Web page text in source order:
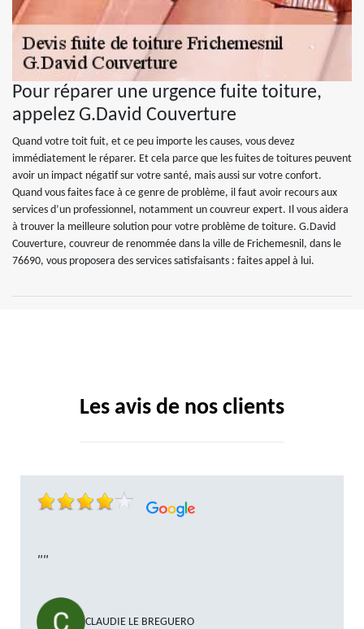
Pour réparer une urgence fuite toiture,
appelez G.David Couverture
Quand votre toit fuit, et ce peu importe les causes, vous devez
immédiatement le réparer. Et cela parce que les fuites de toitures peuvent
avoir un impact négatif sur votre santé, mais aussi sur votre confort.
Quand vous faites face à ce genre de problème, il faut avoir recours aux
services d’un professionnel, notamment un couvreur expert. Il vous aidera
à trouver la meilleure solution pour votre problème de toiture. G.David
Couverture, couvreur de renommée dans la ville de Frichemesnil, dans le
76690, vous proposera des services satisfaisants : faites appel à lui.
Les avis de nos clients
""
CLAUDIE LE BREGUERO